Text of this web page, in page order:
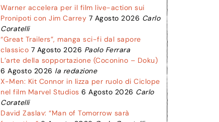
Warner accelera per il film live-action sui
Pronipoti con Jim Carrey 7 Agosto 2026 Carlo
Coratelli
“Great Trailers”, manga sci-fi dal sapore
classico 7 Agosto 2026 Paolo Ferrara
L’arte della sopportazione (Coconino – Doku)
6 Agosto 2026 la redazione
X-Men: Kit Connor in lizza per ruolo di Ciclope
nel film Marvel Studios 6 Agosto 2026 Carlo
Coratelli
David Zaslav: “Man of Tomorrow sarà